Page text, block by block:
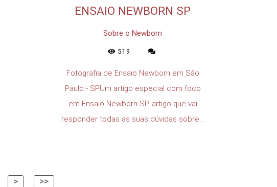
ENSAIO NEWBORN SP
Sobre o Newborn
519
Fotografia de Ensaio Newborn em São
Paulo - SPUm artigo especial com foco
em Ensaio Newborn SP, artigo que vai
responder todas as suas dúvidas sobre...
> >>